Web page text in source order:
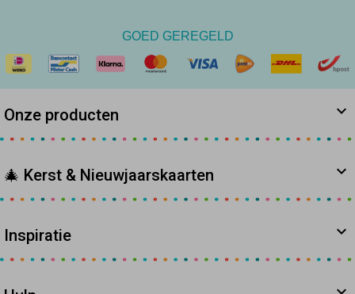
GOED GEREGELD
Onze producten
🎄 Kerst & Nieuwjaarskaarten
Inspiratie